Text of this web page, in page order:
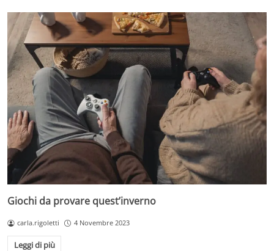
Giochi da provare quest’inverno
carla.rigoletti 4 Novembre 2023
Leggi di più